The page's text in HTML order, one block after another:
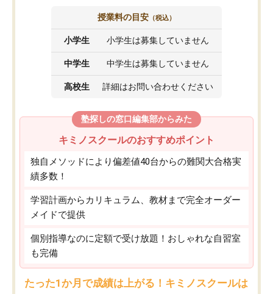
授業料の目安 （税込）
小学生 小学生は募集していません
中学生 中学生は募集していません
高校生 詳細はお問い合わせください
塾探しの窓口編集部からみた
キミノスクールのおすすめポイント
独自メソッドにより偏差値40台からの難関大合格実
績多数！
学習計画からカリキュラム、教材まで完全オーダー
メイドで提供
個別指導なのに定額で受け放題！おしゃれな自習室
も完備
たった1か月で成績は上がる！キミノスクールは